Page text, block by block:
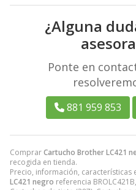
ComprarCartucho Brother LC421
recogida en tienda.
Precio, información, características
LC421 negro referencia
¿Alguna
Ponte en
881 959 853